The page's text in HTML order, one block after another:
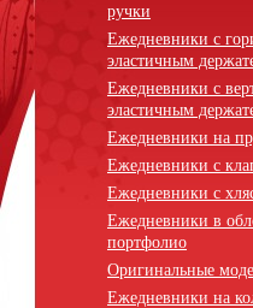
ручки
Ежедневники с
эластичным
Ежедневники с
эластичным
Ежедневники на
Ежедневники с
Ежедневники с
Ежедневники в
портфолио
Оригинальные
Ежедневники на